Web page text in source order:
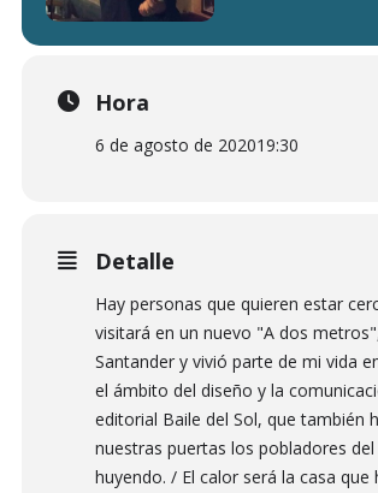
Hora
6 de agosto de 202019:30
Detalle
Hay personas que quieren estar
visitará en un nuevo "A dos
Santander y vivió parte de mi vida
el ámbito del diseño y la
editorial Baile del Sol, que también
nuestras puertas los pobladores
huyendo. / El calor será la casa